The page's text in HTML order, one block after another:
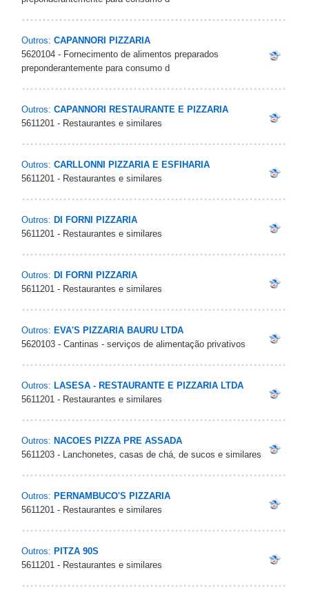
Outros: CAPANNORI PIZZARIA
5620104 - Fornecimento de alimentos preparados
preponderantemente para consumo d
Outros: CAPANNORI RESTAURANTE E PIZZARIA
5611201 - Restaurantes e similares
Outros: CARLLONNI PIZZARIA E ESFIHARIA
5611201 - Restaurantes e similares
Outros: DI FORNI PIZZARIA
5611201 - Restaurantes e similares
Outros: DI FORNI PIZZARIA
5611201 - Restaurantes e similares
Outros: EVA'S PIZZARIA BAURU LTDA
5620103 - Cantinas - serviços de alimentação privativos
Outros: LASESA - RESTAURANTE E PIZZARIA LTDA
5611201 - Restaurantes e similares
Outros: NACOES PIZZA PRE ASSADA
5611203 - Lanchonetes, casas de chá, de sucos e similares
Outros: PERNAMBUCO'S PIZZARIA
5611201 - Restaurantes e similares
Outros: PITZA 90S
5611201 - Restaurantes e similares